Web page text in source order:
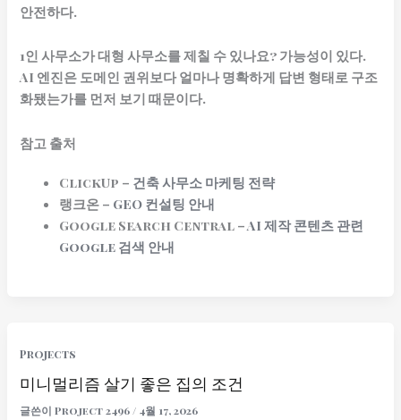
안전하다.
1인 사무소가 대형 사무소를 제칠 수 있나요? 가능성이 있다.
AI 엔진은 도메인 권위보다 얼마나 명확하게 답변 형태로 구조
화됐는가를 먼저 보기 때문이다.
참고 출처
ClickUp – 건축 사무소 마케팅 전략
랭크온 – GEO 컨설팅 안내
Google Search Central –AI 제작 콘텐츠 관련
Google 검색 안내
Projects
미니멀리즘 살기 좋은 집의 조건
글쓴이Project 2496 / 4월 17, 2026